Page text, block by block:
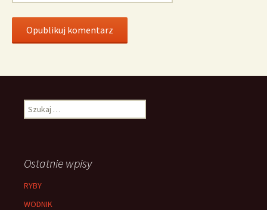
Szukaj:
Ostatnie wpisy
RYBY
WODNIK